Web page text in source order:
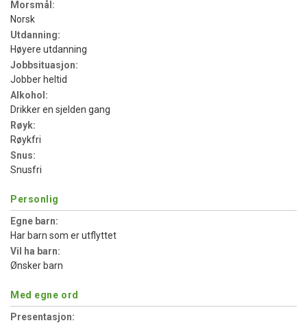
Morsmål:
Norsk
Utdanning:
Høyere utdanning
Jobbsituasjon:
Jobber heltid
Alkohol:
Drikker en sjelden gang
Røyk:
Røykfri
Snus:
Snusfri
Personlig
Egne barn:
Har barn som er utflyttet
Vil ha barn:
Ønsker barn
Med egne ord
Presentasjon: